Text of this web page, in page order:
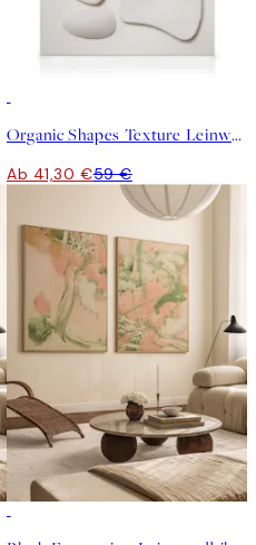
Organic Shapes Texture Leinwandbild
Ab 41,30 €59 €